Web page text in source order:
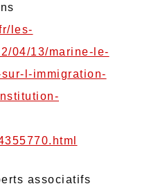
les-
04/13/marine-le-
l-immigration-
associatifs